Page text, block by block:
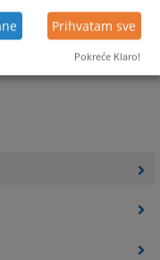
Prihvatam sve
Pokreće Klaro!